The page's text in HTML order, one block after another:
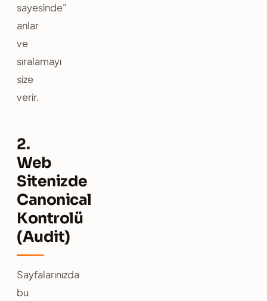
sayesinde"
anlar
ve
sıralamayı
size
verir.
2.
Web
Sitenizde
Canonical
Kontrolü
(Audit)
Sayfalarınızda
bu